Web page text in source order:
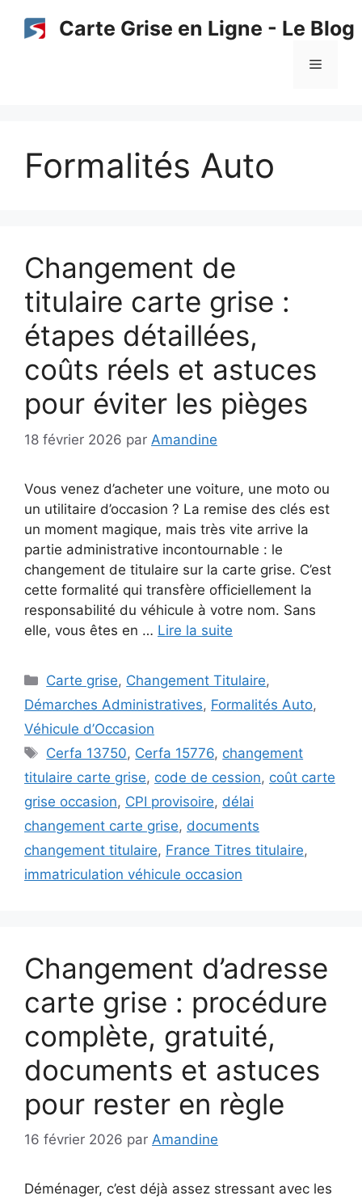
Carte Grise en Ligne - Le Blog
Menu
Formalités Auto
Changement de
titulaire carte grise :
étapes détaillées,
coûts réels et astuces
pour éviter les pièges
18 février 2026 par Amandine
Vous venez d’acheter une voiture, une moto ou
un utilitaire d’occasion ? La remise des clés est
un moment magique, mais très vite arrive la
partie administrative incontournable : le
changement de titulaire sur la carte grise. C’est
cette formalité qui transfère officiellement la
responsabilité du véhicule à votre nom. Sans
elle, vous êtes en … Lire la suite
Catégories
Carte grise, Changement Titulaire,
Démarches Administratives, Formalités Auto,
Véhicule d’Occasion
Étiquettes
Cerfa 13750, Cerfa 15776, changement
titulaire carte grise, code de cession, coût carte
grise occasion, CPI provisoire, délai
changement carte grise, documents
changement titulaire, France Titres titulaire,
immatriculation véhicule occasion
Changement d’adresse
carte grise : procédure
complète, gratuité,
documents et astuces
pour rester en règle
16 février 2026 par Amandine
Déménager, c’est déjà assez stressant avec les